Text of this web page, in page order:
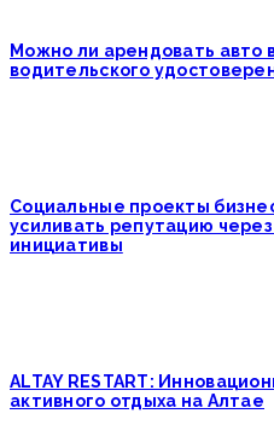
Можно ли арендовать авто
водительского
Социальные проекты
усиливать репутацию
инициативы
ALTAY RESTART:
активного отдыха на Алтае